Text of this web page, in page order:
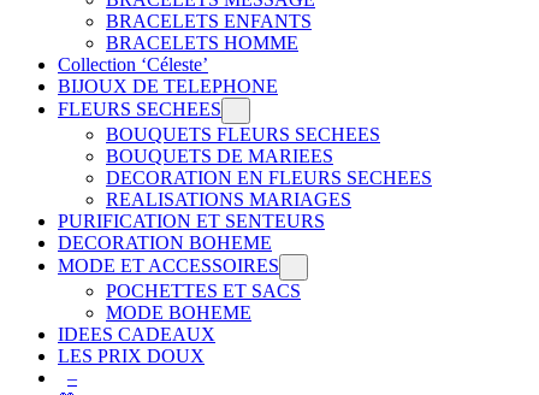
BRACELETS ENFANTS
BRACELETS HOMME
Collection ‘Céleste’
BIJOUX DE TELEPHONE
FLEURS SECHEES
BOUQUETS FLEURS SECHEES
BOUQUETS DE MARIEES
DECORATION EN FLEURS SECHEES
REALISATIONS MARIAGES
PURIFICATION ET SENTEURS
DECORATION BOHEME
MODE ET ACCESSOIRES
POCHETTES ET SACS
MODE BOHEME
IDEES CADEAUX
LES PRIX DOUX
–